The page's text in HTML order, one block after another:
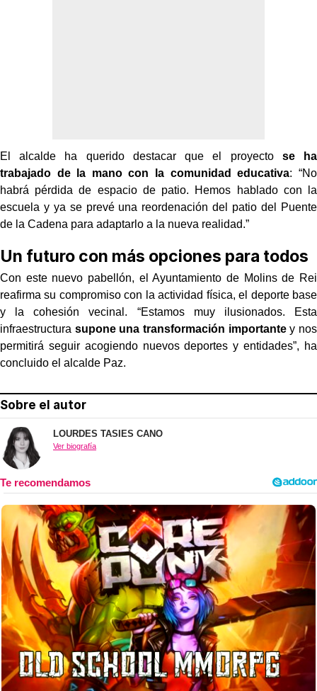
El alcalde ha querido destacar que el proyecto se ha
trabajado de la mano con la comunidad educativa: “No
habrá pérdida de espacio de patio. Hemos hablado con la
escuela y ya se prevé una reordenación del patio del Puente
de la Cadena para adaptarlo a la nueva realidad.”
Un futuro con más opciones para todos
Con este nuevo pabellón, el Ayuntamiento de Molins de Rei
reafirma su compromiso con la actividad física, el deporte base
y la cohesión vecinal. “Estamos muy ilusionados. Esta
infraestructura supone una transformación importantey nos
permitirá seguir acogiendo nuevos deportes y entidades”, ha
concluido el alcalde Paz.
Sobre el autor
LOURDES TASIES CANO
Ver biografía